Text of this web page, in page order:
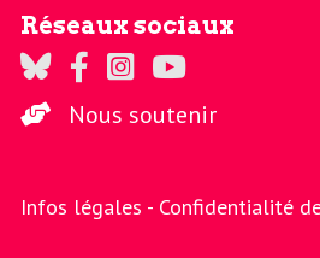
Réseaux sociaux
Regards sur Twitter
Regards sur Facebook
Regards sur Instagram
La chaine Regards
Nous soutenir
Infos légales - Confidentialité